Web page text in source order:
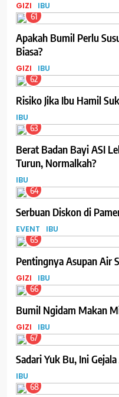
GIZI IBU
61
Apakah Bumil Perlu
Biasa?
GIZI IBU
62
Risiko Jika Ibu Hamil
IBU
63
Berat Badan Bayi ASI
Turun, Normalkah?
IBU
64
Serbuan Diskon di
EVENT IBU
65
Pentingnya Asupan Air
GIZI IBU
66
Bumil Ngidam Makan
GIZI IBU
67
Sadari Yuk Bu, Ini
IBU
68